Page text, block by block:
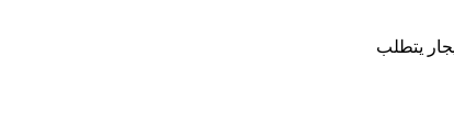
يتطلب